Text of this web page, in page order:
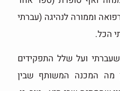
וממורה לנהיגה (עברתי
הכל.
ועל שלל התפקידים
מה המכנה המשותף שבין